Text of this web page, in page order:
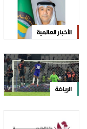
الأخبار العالمية
الرياضة